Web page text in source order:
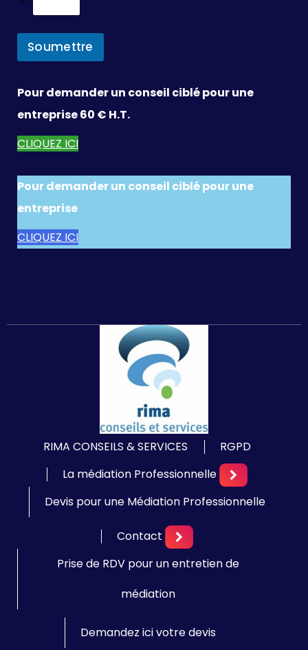
Soumettre
Pour demander un conseil ciblé pour une
entreprise 60 € H.T.
CLIQUEZ ICI
Pour demander un conseil ciblé pour une
entreprise
CLIQUEZ ICI
RIMA CONSEILS & SERVICES
RGPD
La médiation Professionnelle
Devis pour une Médiation Professionnelle
Contact
Prise de RDV pour un entretien de
médiation
Demandez ici votre devis